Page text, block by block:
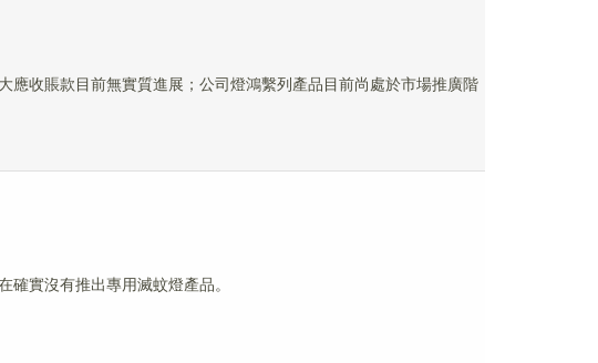
應收賬款目前無實質進展；公司燈鴻繫列產品目前尚處於市場推廣階
確實沒有推出專用滅蚊燈產品。